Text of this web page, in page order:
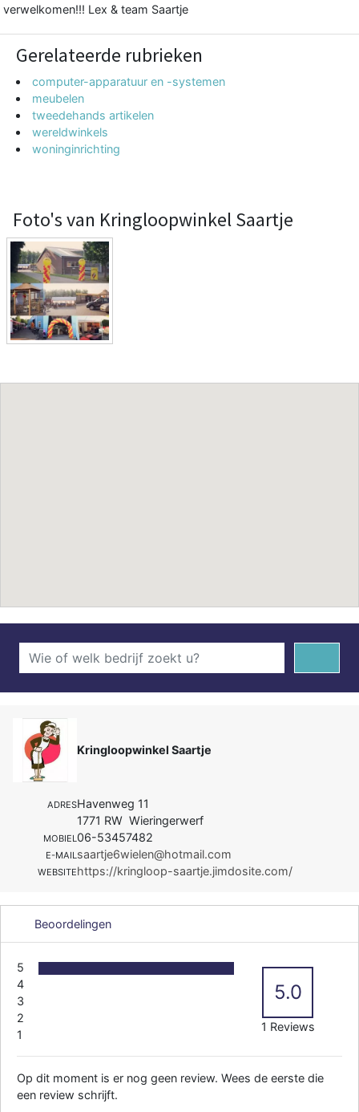
verwelkomen!!! Lex & team Saartje
Gerelateerde rubrieken
computer-apparatuur en -systemen
meubelen
tweedehands artikelen
wereldwinkels
woninginrichting
Foto's van Kringloopwinkel Saartje
Kringloopwinkel Saartje
ADRESHavenweg 11
1771 RW Wieringerwerf
MOBIEL06-53457482
E-MAILsaartje6wielen@hotmail.com
WEBSITEhttps://kringloop-saartje.jimdosite.com/
Beoordelingen
5
4
3
2
1
5.0
1 Reviews
Op dit moment is er nog geen review. Wees de eerste die
een review schrijft.